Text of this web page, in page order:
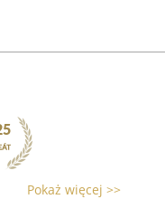
Pokaż więcej >>